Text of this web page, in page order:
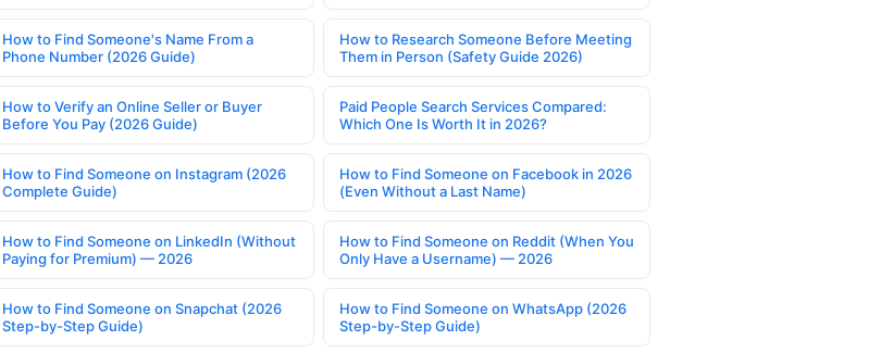
How to Find Someone's Name From a
Phone Number (2026 Guide)
How to Research Someone Before Meeting
Them in Person (Safety Guide 2026)
How to Verify an Online Seller or Buyer
Before You Pay (2026 Guide)
Paid People Search Services Compared:
Which One Is Worth It in 2026?
How to Find Someone on Instagram (2026
Complete Guide)
How to Find Someone on Facebook in 2026
(Even Without a Last Name)
How to Find Someone on LinkedIn (Without
Paying for Premium) — 2026
How to Find Someone on Reddit (When You
Only Have a Username) — 2026
How to Find Someone on Snapchat (2026
Step-by-Step Guide)
How to Find Someone on WhatsApp (2026
Step-by-Step Guide)